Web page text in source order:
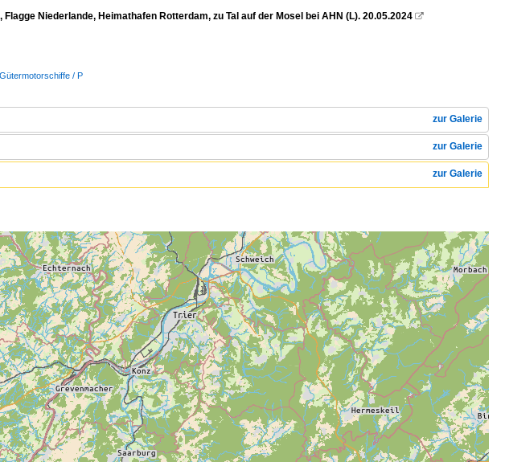
Flagge Niederlande, Heimathafen Rotterdam, zu Tal auf der Mosel bei AHN (L). 20.05.2024 
/ P
zur Galerie
zur Galerie
zur Galerie